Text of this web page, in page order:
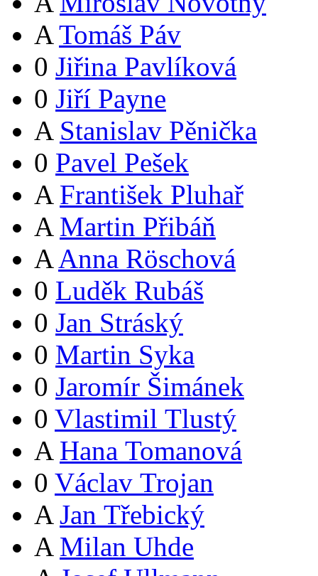
A Tomáš Páv
0 Jiřina Pavlíková
0 Jiří Payne
A Stanislav Pěnička
0 Pavel Pešek
A František Pluhař
A Martin Přibáň
A Anna Röschová
0 Luděk Rubáš
0 Jan Stráský
0 Martin Syka
0 Jaromír Šimánek
0 Vlastimil Tlustý
A Hana Tomanová
0 Václav Trojan
A Jan Třebický
A Milan Uhde